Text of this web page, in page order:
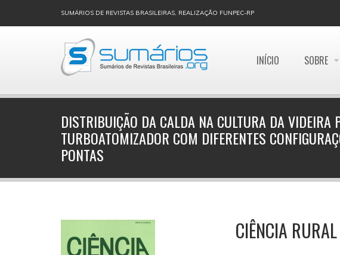
SUMÁRIOS DE REVISTAS BRASILEIRAS, REALIZAÇÃO FUNPEC-RP
INÍCIO SOBRE
DISTRIBUIÇÃO DA CALDA NA CULTURA DA VIDEIRA
TURBOATOMIZADOR COM DIFERENTES
PONTAS
CIÊNCIA RURAL